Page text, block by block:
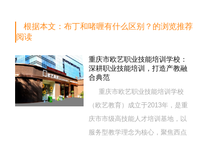
根据本文：布丁和啫喱有什么区别？的浏览推荐
阅读
重庆市欧艺职业技能培训学校：
深耕职业技能培训，打造产教融
合典范
重庆市欧艺职业技能培训学校
（欧艺教育）成立于2013年，是重
庆市市级高技能人才培训基地，以
服务型教学理念为核心，聚焦西点